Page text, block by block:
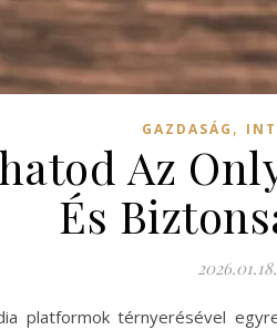
GAZDASÁG ,
Az
És
2026.01.18.
platformok térnyerésével